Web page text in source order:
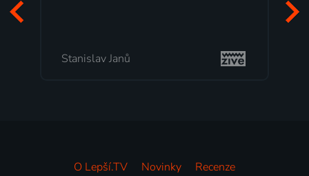
začátek programu, to je přesně
Milada Tomešová
O Lepší.TV Novinky
Recenze